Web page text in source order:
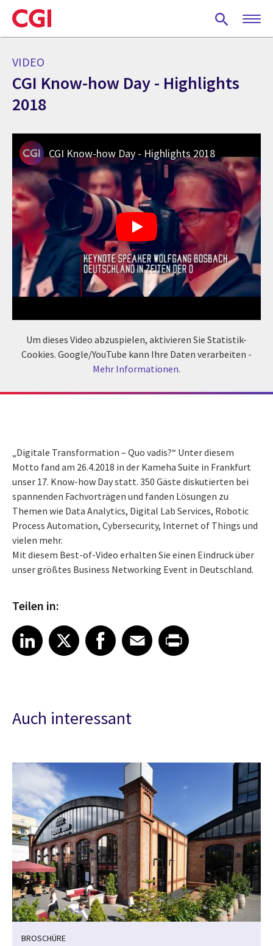
Skip
to
main
VIDEO
CGI Know-how Day - Highlights
2018
CGI Know-how Day - Highlights 2018
Um dieses Video abzuspielen, aktivieren Sie Statistik-
Cookies. Google/YouTube kann Ihre Daten verarbeiten -
Mehr Informationen.
„Digitale Transformation – Quo vadis?“ Unter diesem
Motto fand am 26.4.2018 in der Kameha Suite in Frankfurt
unser 17. Know-how Day statt. 350 Gäste diskutierten bei
spannenden Fachvorträgen und fanden Lösungen zu
Themen wie Data Analytics, Digital Lab Services, Robotic
Process Automation, Cybersecurity, Internet of Things und
vielen mehr.
Mit diesem Best-of-Video erhalten Sie einen Eindruck über
unser größtes Business Networking Event in Deutschland.
Teilen in:
Share article on LinkedIn
LinkedIn
Share article on XShare article on Facebook
Facebook
Share article on Email
EmailShare article on Print
Auch interessant
BROSCHÜRE